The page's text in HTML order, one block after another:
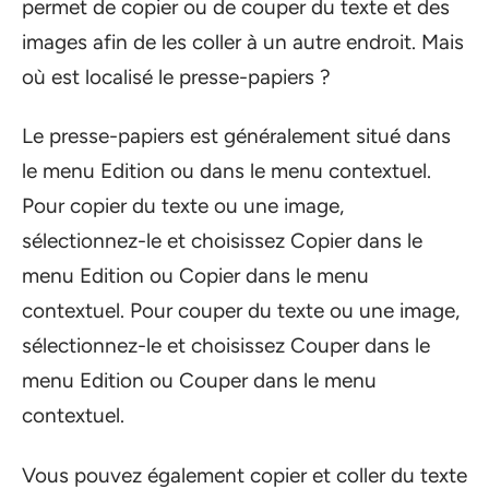
permet de copier ou de couper du texte et des
images afin de les coller à un autre endroit. Mais
où est localisé le presse-papiers ?
Le presse-papiers est généralement situé dans
le menu Edition ou dans le menu contextuel.
Pour copier du texte ou une image,
sélectionnez-le et choisissez Copier dans le
menu Edition ou Copier dans le menu
contextuel. Pour couper du texte ou une image,
sélectionnez-le et choisissez Couper dans le
menu Edition ou Couper dans le menu
contextuel.
Vous pouvez également copier et coller du texte